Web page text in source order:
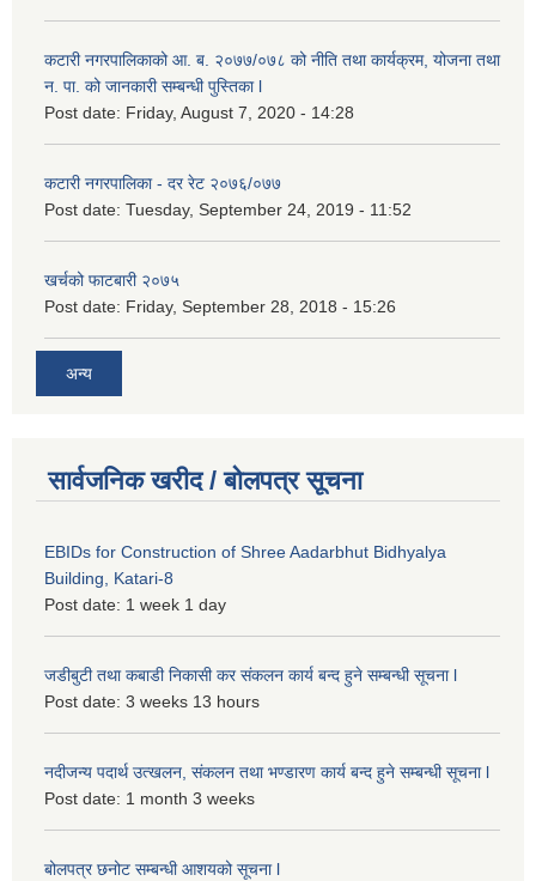
कटारी नगरपालिकाको आ. ब. २०७७/०७८ को नीति तथा कार्यक्रम, योजना तथा
न. पा. को जानकारी सम्बन्धी पुस्तिका l
Post date: Friday, August 7, 2020 - 14:28
कटारी नगरपालिका - दर रेट २०७६/०७७
Post date: Tuesday, September 24, 2019 - 11:52
खर्चको फाटबारी २०७५
Post date: Friday, September 28, 2018 - 15:26
अन्य
सार्वजनिक खरीद / बोलपत्र सूचना
EBIDs for Construction of Shree Aadarbhut Bidhyalya
Building, Katari-8
Post date: 1 week 1 day
जडीबुटी तथा कबाडी निकासी कर संकलन कार्य बन्द हुने सम्बन्धी सूचना l
Post date: 3 weeks 13 hours
नदीजन्य पदार्थ उत्खलन, संकलन तथा भण्डारण कार्य बन्द हुने सम्बन्धी सूचना l
Post date: 1 month 3 weeks
बोलपत्र छनोट सम्बन्धी आशयको सूचना l